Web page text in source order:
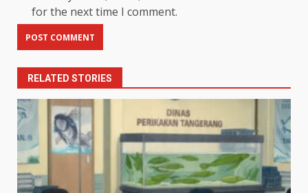
for the next time I comment.
RELATED STORIES